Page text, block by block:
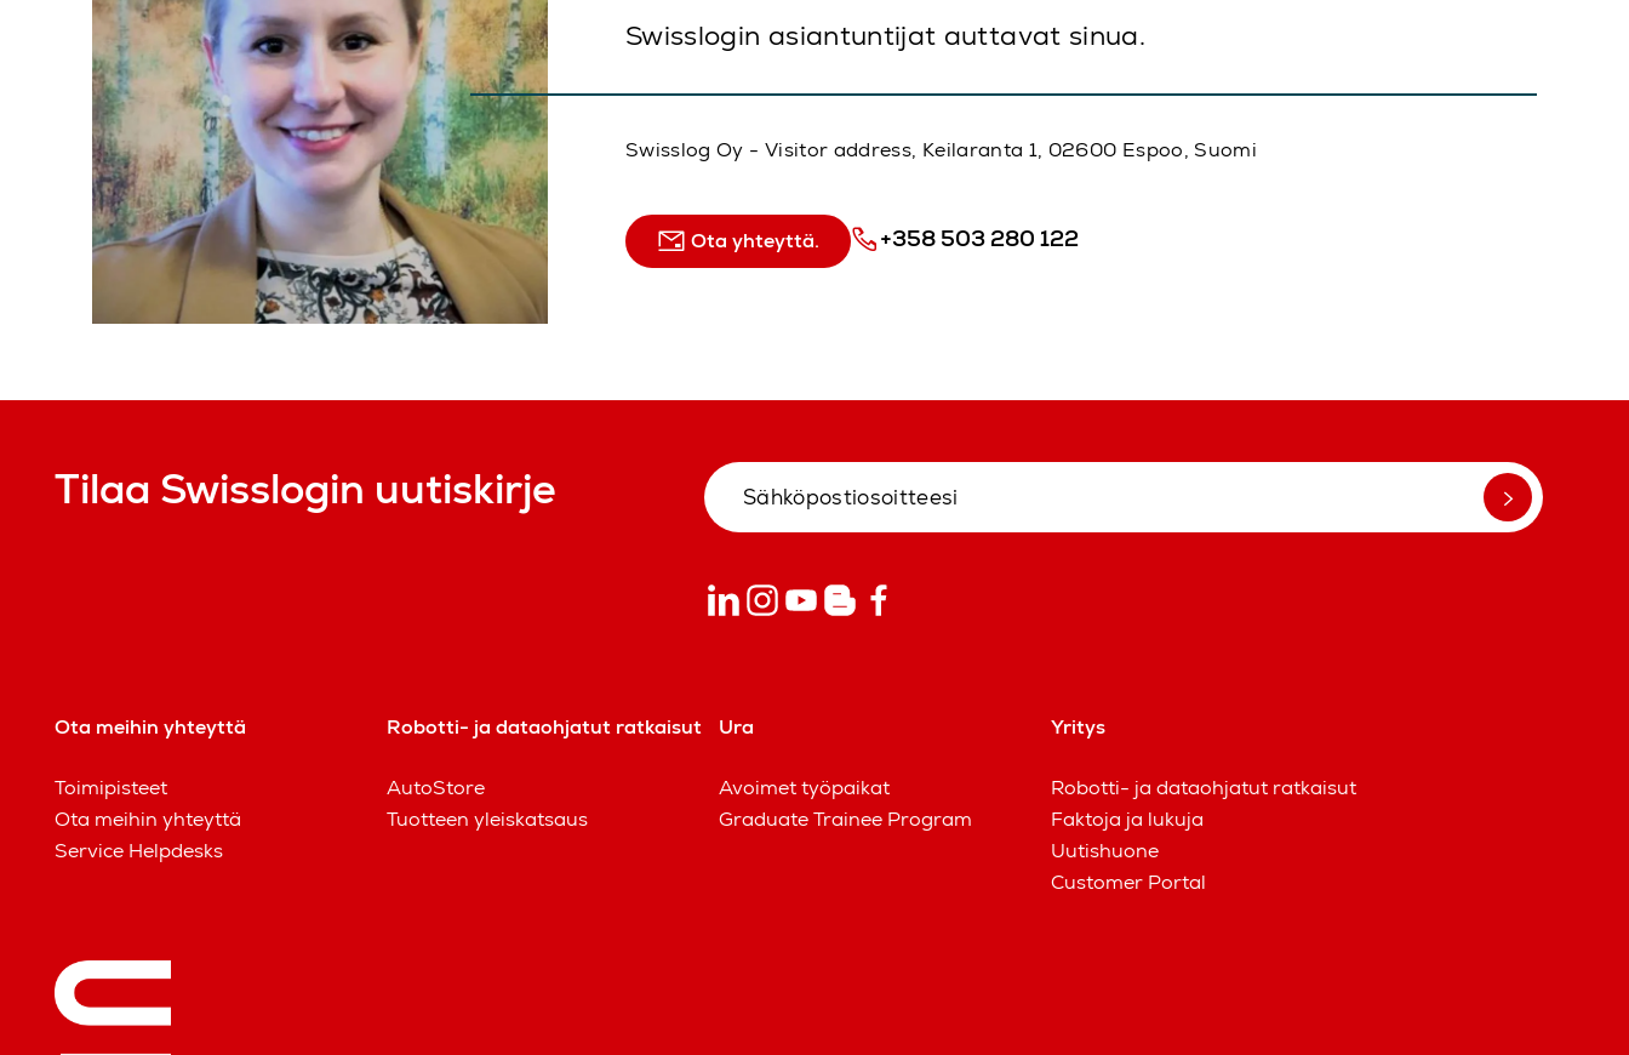
Swisslogin asiantuntijat auttavat sinua.
Swisslog Oy - Visitor address, Keilaranta 1, 02600 Espoo, Suomi
Ota yhteyttä. +358 503 280 122
Tilaa Swisslogin uutiskirje
Ota meihin yhteyttä
Toimipisteet
Ota meihin yhteyttä
Service Helpdesks
Robotti- ja dataohjatut ratkaisut
AutoStore
Tuotteen yleiskatsaus
Ura
Avoimet työpaikat
Graduate Trainee Program
Yritys
Robotti- ja dataohjatut ratkaisut
Faktoja ja lukuja
Uutishuone
Customer Portal